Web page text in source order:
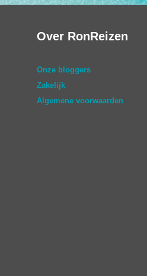
Over RonReizen
Onze bloggers
Zakelijk
Algemene voorwaarden